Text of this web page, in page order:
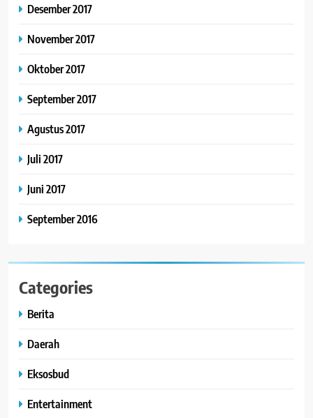
Desember 2017
November 2017
Oktober 2017
September 2017
Agustus 2017
Juli 2017
Juni 2017
September 2016
Categories
Berita
Daerah
Eksosbud
Entertainment